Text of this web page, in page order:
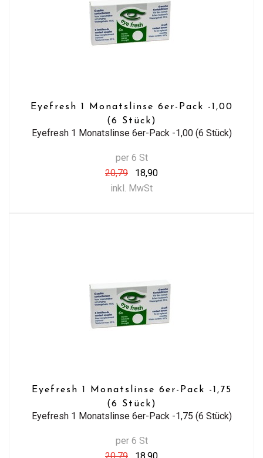
Eyefresh 1 Monatslinse 6er-Pack -1,00
(6 Stück)
Eyefresh 1 Monatslinse 6er-Pack -1,00 (6 Stück)
per 6 St
20,79
18,90
inkl. MwSt
Eyefresh 1 Monatslinse 6er-Pack -1,75
(6 Stück)
Eyefresh 1 Monatslinse 6er-Pack -1,75 (6 Stück)
per 6 St